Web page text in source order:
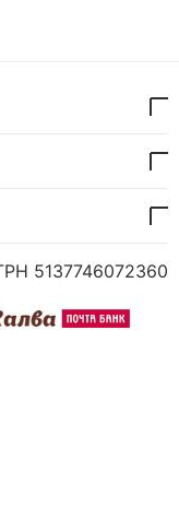
5137746072360